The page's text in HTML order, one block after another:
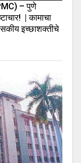
– पुणे
| कामाचा
इच्छाशक्तीचे